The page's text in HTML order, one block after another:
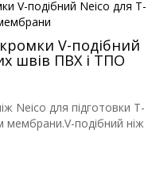
V-подібний
швів ПВХ і ТПО
Neico для підготовки Т-
мембрани.V-подібний ніж